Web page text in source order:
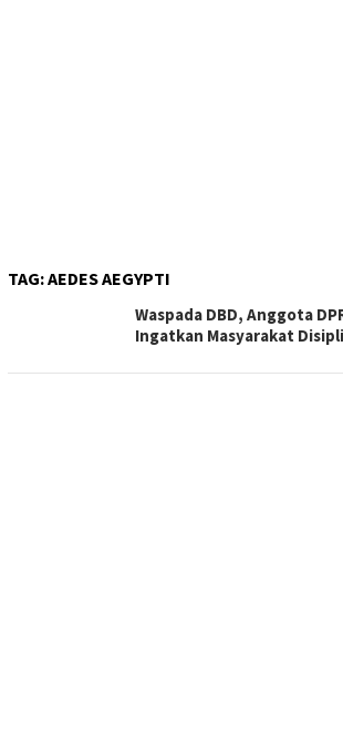
TAG:AEDES AEGYPTI
Waspada DBD, Anggota
Ingatkan Masyarakat